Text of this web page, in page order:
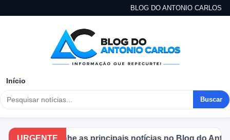
BLOG DO ANTONIO CARLOS
Início
Buscar
URGENTE
Acompanhe as principais notícias no Blog do Antonio